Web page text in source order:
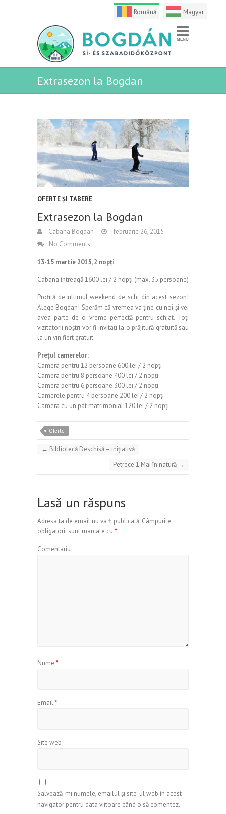
Română Magyar
Extrasezon la Bogdan
OFERTE ȘI TABERE
Extrasezon la Bogdan
Cabana Bogdan
februarie 26, 2015
No Comments
13-15 martie 2015, 2 nopți
Cabana întreagă 1600 lei / 2 nopți (max. 35 persoane)
Profită de ultimul weekend de schi din acest sezon!
Alege Bogdan! Sperăm că vremea va ține cu noi și vei
avea parte de o vreme perfectă pentru schiat. Toți
vizitatorii noștri vor fi invitați la o prăjitură gratuită sau
la un vin fiert gratuit.
Prețul camerelor:
Camera pentru 12 persoane 600 lei / 2 nopți
Camera pentru 8 persoane 400 lei / 2 nopți
Camera pentru 6 persoane 300 lei / 2 nopți
Camerele pentru 4 persoane 200 lei / 2 nopți
Camera cu un pat matrimonial 120 lei / 2 nopți
Oferte
← Bibliotecă Deschisă – inițiativă
Petrece 1 Mai în natură →
Lasă un răspuns
Adresa ta de email nu va fi publicată. Câmpurile
obligatorii sunt marcate cu *
Comentariu
Nume *
Email*
Site web
Salvează-mi numele, emailul și site-ul web în acest
navigator pentru data viitoare când o să comentez.